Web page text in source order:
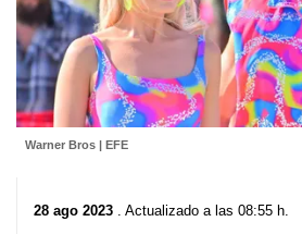
Warner Bros | EFE
28 ago 2023 . Actualizado a las 08:55 h.